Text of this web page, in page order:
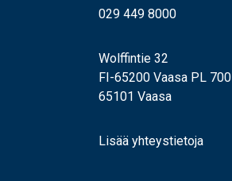
029 449 8000
Wolffintie 32
FI-65200 Vaasa PL 700
65101 Vaasa
Lisää yhteystietoja